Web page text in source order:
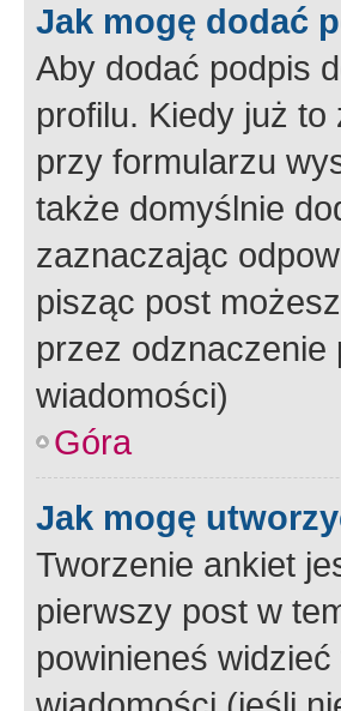
Jak mogę dodać
Aby dodać podpis
profilu. Kiedy już
przy formularzu
także domyślnie
zaznaczając
pisząc post
przez odznaczenie
wiadomości)
Góra
Jak mogę
Tworzenie ankiet
pierwszy post w
powinieneś